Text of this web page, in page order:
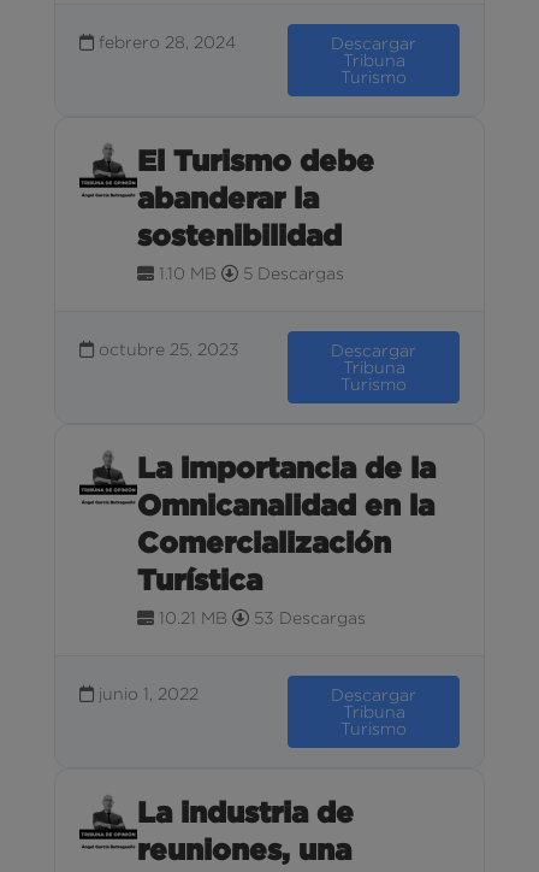
febrero 28, 2024
Descargar
Tribuna
Turismo
El Turismo debe
abanderar la
sostenibilidad
1.10 MB 5 Descargas
octubre 25, 2023
Descargar
Tribuna
Turismo
La importancia de la
Omnicanalidad en la
Comercialización
Turística
10.21 MB 53 Descargas
junio 1, 2022
Descargar
Tribuna
Turismo
La industria de
reuniones, una